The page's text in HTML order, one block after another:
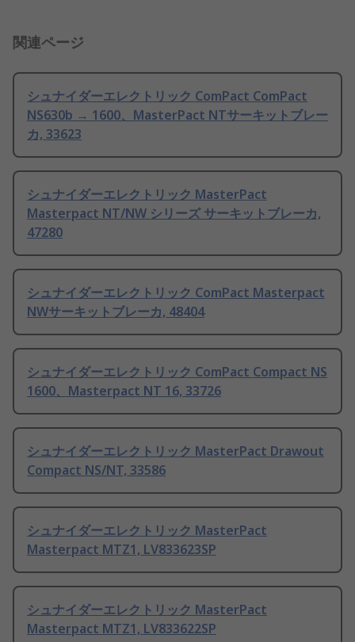
関連ページ
シュナイダーエレクトリック ComPact ComPact
NS630b → 1600、MasterPact NTサーキットブレー
カ, 33623
シュナイダーエレクトリック MasterPact
Masterpact NT/NW シリーズ サーキットブレーカ,
47280
シュナイダーエレクトリック ComPact Masterpact
NWサーキットブレーカ, 48404
シュナイダーエレクトリック ComPact Compact NS
1600、Masterpact NT 16, 33726
シュナイダーエレクトリック MasterPact Drawout
Compact NS/NT, 33586
シュナイダーエレクトリック MasterPact
Masterpact MTZ1, LV833623SP
シュナイダーエレクトリック MasterPact
Masterpact MTZ1, LV833622SP